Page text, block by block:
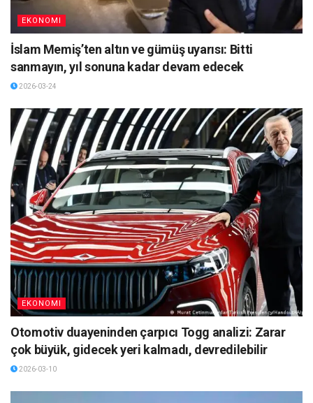
EKONOMI
İslam Memiş’ten altın ve gümüş uyarısı: Bitti
sanmayın, yıl sonuna kadar devam edecek
2026-03-24
EKONOMI
Otomotiv duayeninden çarpıcı Togg analizi: Zarar
çok büyük, gidecek yeri kalmadı, devredilebilir
2026-03-10